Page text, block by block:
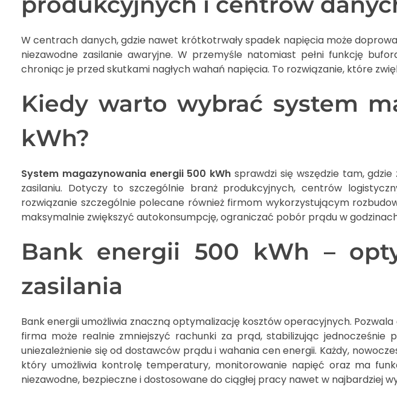
W centrach danych, gdzie nawet krótkotrwały spadek napięcia może
niezawodne zasilanie awaryjne. W przemyśle natomiast pełni funkcję
chroniąc je przed skutkami nagłych wahań napięcia. To rozwiązanie, które
Kiedy warto wybrać system
kWh?
System magazynowania energii 500 kWh sprawdzi się wszędzie tam,
zasilaniu. Dotyczy to szczególnie branż produkcyjnych, centrów
rozwiązanie szczególnie polecane również firmom wykorzystującym
maksymalnie zwiększyć autokonsumpcję, ograniczać pobór prądu w
Bank energii 500 kWh –
zasilania
Bank energii umożliwia znaczną optymalizację kosztów operacyjnych.
firma może realnie zmniejszyć rachunki za prąd, stabilizując
uniezależnienie się od dostawców prądu i wahania cen energii. Każdy,
który umożliwia kontrolę temperatury, monitorowanie napięć oraz ma
niezawodne, bezpieczne i dostosowane do ciągłej pracy nawet w najbardziej